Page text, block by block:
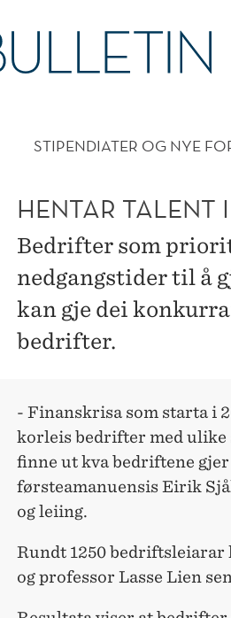
STIPENDIATER OG NYE
HENTAR TALENT
Bedrifter som
nedgangstider til å
kan gje dei
bedrifter.
- Finanskrisa som starta i
korleis bedrifter med ulike
finne ut kva bedriftene
førsteamanuensis Eirik
og leiing.
Rundt 1250 bedriftsleiarar
og professor Lasse Lien